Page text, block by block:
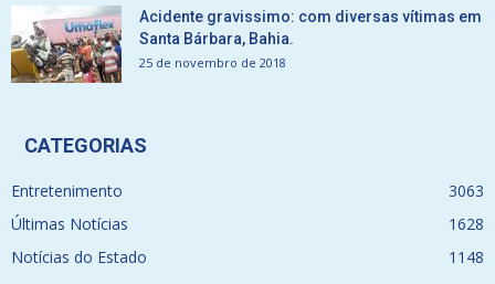
Acidente gravissimo: com diversas vítimas em
Santa Bárbara, Bahia.
25 de novembro de 2018
CATEGORIAS
Entretenimento
3063
Últimas Notícias
1628
Notícias do Estado
1148